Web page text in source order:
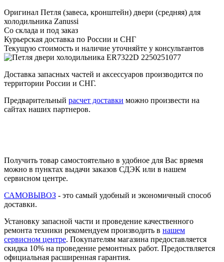
Оригинал Петля (завеса, кронштейн) двери (средняя) для
холодильника Zanussi
Со склада и под заказ
Курьерская доставка по России и СНГ
Текущую стоимость и наличие уточняйте у консультантов
Доставка запасных частей и аксессуаров производится по
территории России и СНГ.
Предварительный расчет доставки можно произвести на
сайтах наших партнеров.
Получить товар самостоятельно в удобное для Вас вряемя
можно в пунктах выдачи заказов СДЭК или в нашем
сервисном центре.
САМОВЫВОЗ - это самый удобный и экономичный способ
доставки.
Установку запасной части и проведение качественного
ремонта техники рекомендуем производить в нашем
сервисном центре. Покупателям магазина предоставляется
скидка 10% на проведение ремонтных работ. Предоствляется
официальная расширенная гарантия.